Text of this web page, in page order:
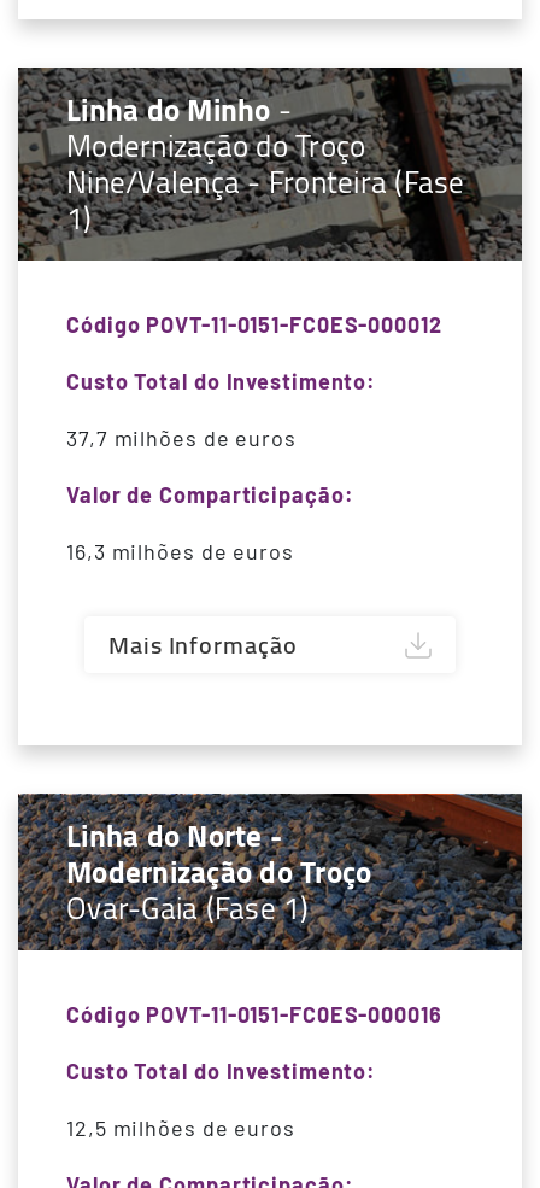
Linha do Minho-
Modernização do Troço
Nine/Valença - Fronteira (Fase
1)
Código POVT-11-0151-FC0ES-000012
Custo Total do Investimento:
37,7 milhões de euros
Valor de Comparticipação:
16,3 milhões de euros
Mais Informação
Linha do Norte -
Modernização do Troço
Ovar-Gaia (Fase 1)
Código POVT-11-0151-FC0ES-000016
Custo Total do Investimento:
12,5 milhões de euros